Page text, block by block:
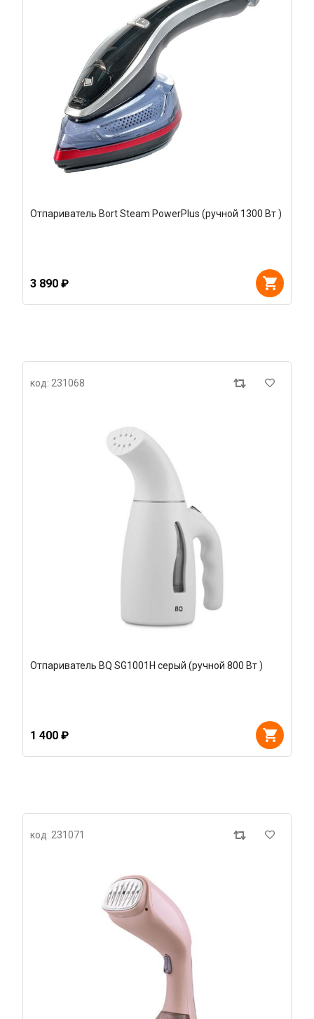
Отпариватель Bort Steam PowerPlus (ручной 1300 Вт )
3 890 ₽
код: 231068
Отпариватель BQ SG1001H серый (ручной 800 Вт )
1 400 ₽
код: 231071